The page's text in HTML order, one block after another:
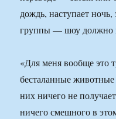
дождь, наступает ночь,
группы — шоу должно
«Для меня вообще это
бесталанные
них ничего не
ничего смешного в